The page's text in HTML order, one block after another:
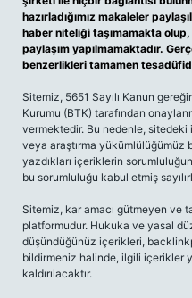
hazırladığımız makaleler
haber niteliği taşımamakta
paylaşım yapılmamaktadır.
benzerlikleri tamamen
Sitemiz, 5651 Sayılı Kanun
Kurumu (BTK) tarafından
vermektedir. Bu nedenle,
veya araştırma yükümlülüğümüz
yazdıkları içeriklerin
bu sorumluluğu kabul etmiş
Sitemiz, kar amacı gütmeyen ve
platformudur. Hukuka ve yasal
düşündüğünüz içerikleri,
bildirmeniz halinde, ilgili içerikler
kaldırılacaktır.